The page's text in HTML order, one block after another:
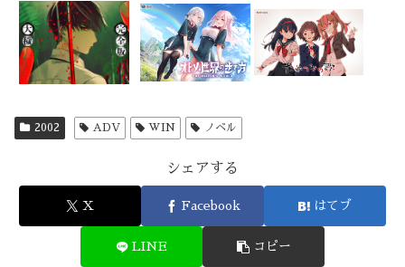
2002 ADV WIN ノベル
シェアする
X Facebook はてブ
LINE コピー